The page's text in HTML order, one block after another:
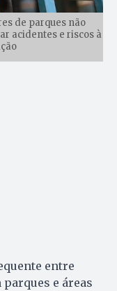
de parques não
acidentes e riscos à
entre
e áreas